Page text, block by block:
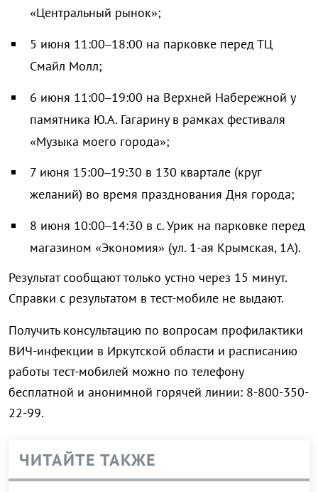
«Центральный рынок»;
5 июня 11:00–18:00 на парковке перед ТЦ
Смайл Молл;
6 июня 11:00–19:00 на Верхней Набережной у
памятника Ю.А. Гагарину в рамках фестиваля
«Музыка моего города»;
7 июня 15:00–19:30 в 130 квартале (круг
желаний) во время празднования Дня города;
8 июня 10:00–14:30 в с. Урик на парковке перед
магазином «Экономия» (ул. 1-ая Крымская, 1А).
Результат сообщают только устно через 15 минут.
Справки с результатом в тест-мобиле не выдают.
Получить консультацию по вопросам профилактики
ВИЧ-инфекции в Иркутской области и расписанию
работы тест-мобилей можно по телефону
бесплатной и анонимной горячей линии: 8-800-350-
22-99.
ЧИТАЙТЕ ТАКЖЕ